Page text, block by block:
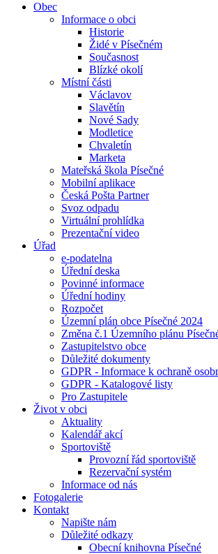
Obec
Informace o obci
Historie
Židé v Písečném
Současnost
Blízké okolí
Místní části
Václavov
Slavětín
Nové Sady
Modletice
Chvaletín
Marketa
Mateřská škola Písečné
Mobilní aplikace
Česká Pošta Partner
Svoz odpadu
Virtuální prohlídka
Prezentační video
Úřad
e-podatelna
Úřední deska
Povinné informace
Úřední hodiny
Rozpočet
Územní plán obce Písečné 2024
Změna č.1 Územního plánu
Zastupitelstvo obce
Důležité dokumenty
GDPR - Informace k ochraně
GDPR - Katalogové listy
Pro Zastupitele
Život v obci
Aktuality
Kalendář akcí
Sportoviště
Provozní řád sportoviště
Rezervační systém
Informace od nás
Fotogalerie
Kontakt
Napište nám
Důležité odkazy
Obecní knihovna Písečné